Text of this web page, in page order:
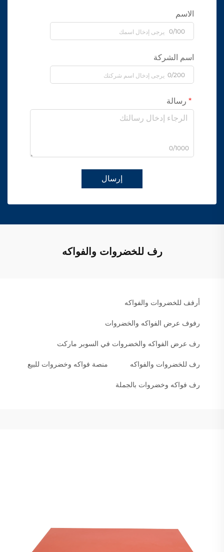
الاسم
0/100
اسم الشركة
0/200
رسالة
0/1000
إرسال
رف للخضروات والفواكه
أرفف للخضروات والفواكه
رفوف عرض الفواكه والخضروات
رف عرض الفواكه والخضروات في السوبر ماركت
رف للخضروات والفواكه منصة فواكه وخضروات للبيع
رف فواكه وخضروات بالجملة